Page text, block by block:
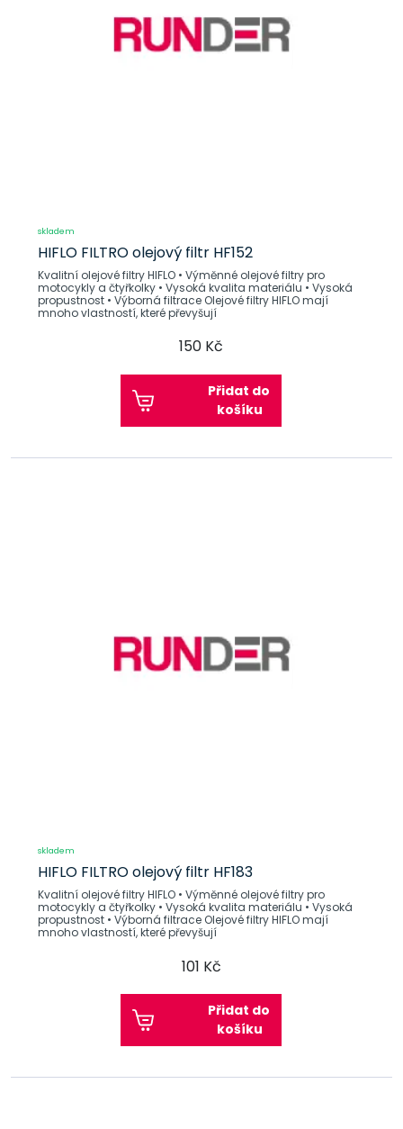
skladem
HIFLO FILTRO olejový filtr HF152
Kvalitní olejové filtry HIFLO • Výměnné olejové filtry pro
motocykly a čtyřkolky • Vysoká kvalita materiálu • Vysoká
propustnost • Výborná filtrace Olejové filtry HIFLO mají
mnoho vlastností, které převyšují
150 Kč
Přidat do
košíku
skladem
HIFLO FILTRO olejový filtr HF183
Kvalitní olejové filtry HIFLO • Výměnné olejové filtry pro
motocykly a čtyřkolky • Vysoká kvalita materiálu • Vysoká
propustnost • Výborná filtrace Olejové filtry HIFLO mají
mnoho vlastností, které převyšují
101 Kč
Přidat do
košíku